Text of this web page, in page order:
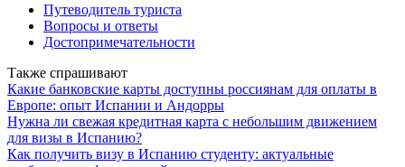
Путеводитель туриста
Вопросы и ответы
Достопримечательности
Также спрашивают
Какие банковские карты доступны россиянам для оплаты в
Европе: опыт Испании и Андорры
Нужна ли свежая кредитная карта с небольшим движением
для визы в Испанию?
Как получить визу в Испанию студенту: актуальные